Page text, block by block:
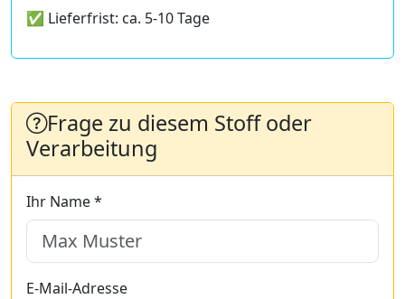
✅ Lieferfrist: ca. 5-10 Tage
Frage zu diesem Stoff oder
Verarbeitung
Ihr Name *
E-Mail-Adresse